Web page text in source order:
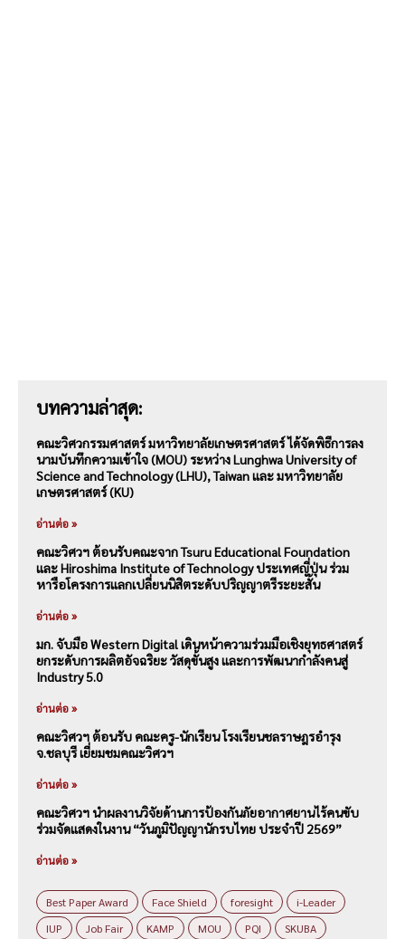
บทความล่าสุด:
คณะวิศวกรรมศาสตร์ มหาวิทยาลัยเกษตรศาสตร์ ได้จัดพิธีการลง
นามบันทึกความเข้าใจ (MOU) ระหว่าง Lunghwa University of
Science and Technology (LHU), Taiwan และ มหาวิทยาลัย
เกษตรศาสตร์ (KU)
อ่านต่อ »
คณะวิศวฯ ต้อนรับคณะจาก Tsuru Educational Foundation
และ Hiroshima Institute of Technology ประเทศญี่ปุ่น ร่วม
หารือโครงการแลกเปลี่ยนนิสิตระดับปริญญาตรีระยะสั้น
อ่านต่อ »
มก. จับมือ Western Digital เดินหน้าความร่วมมือเชิงยุทธศาสตร์
ยกระดับการผลิตอัจฉริยะ วัสดุขั้นสูง และการพัฒนากำลังคนสู่
Industry 5.0
อ่านต่อ »
คณะวิศวฯ ต้อนรับ คณะครู-นักเรียน โรงเรียนชลราษฎรอำรุง
จ.ชลบุรี เยี่ยมชมคณะวิศวฯ
อ่านต่อ »
คณะวิศวฯ นำผลงานวิจัยด้านการป้องกันภัยอากาศยานไร้คนขับ
ร่วมจัดแสดงในงาน “วันภูมิปัญญานักรบไทย ประจำปี 2569”
อ่านต่อ »
Best Paper Award Face Shield foresight
i-Leader
IUP
Job Fair KAMP MOU PQI
SKUBA